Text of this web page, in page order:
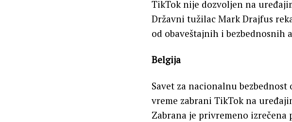
TikTok nije dozvoljen na
Državni tužilac Mark Drajfus
od obaveštajnih i bezbednosnih
Belgija
Savet za nacionalnu
vreme zabrani TikTok na
Zabrana je privremeno izrečena